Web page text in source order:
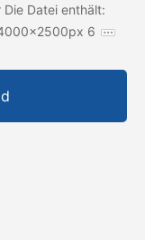
Die Datei enthält:
6